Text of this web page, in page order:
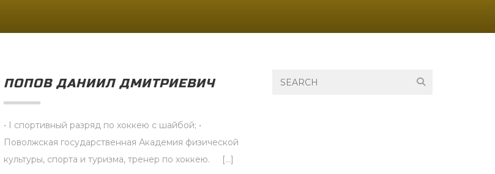
ПОПОВ ДАНИИЛ ДМИТРИЕВИЧ
• I спортивный разряд по хоккею с шайбой; •
Поволжская государственная Академия физической
культуры, спорта и туризма, тренер по хоккею. […]